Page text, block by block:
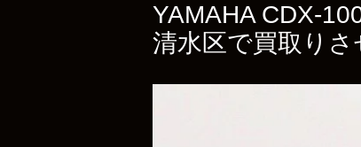
YAMAHA CDX-
清水区で買取りさ